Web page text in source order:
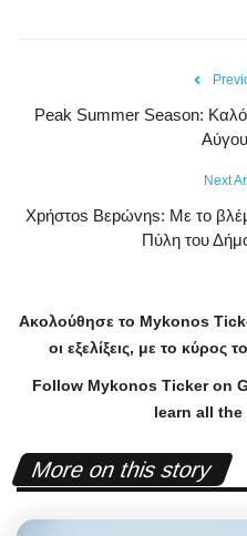
Peak Summer Season:
Next
Xpήστos Bεpώvηs: Με το
Πύλη του
Ακολούθησε το Mykonos
οι εξελίξεις, με το κύρος
Follow Mykonos Ticker on
learn all
More on this story